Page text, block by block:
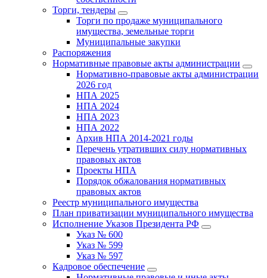
Торги, тендеры
Торги по продаже муниципального
имущества, земельные торги
Муниципальные закупки
Распоряжения
Нормативные правовые акты администрации
Нормативно-правовые акты администрации
2026 год
НПА 2025
НПА 2024
НПА 2023
НПА 2022
Архив НПА 2014-2021 годы
Перечень утративших силу нормативных
правовых актов
Проекты НПА
Порядок обжалования нормативных
правовых актов
Реестр муниципального имущества
План приватизации муниципального имущества
Исполнение Указов Президента РФ
Указ № 600
Указ № 599
Указ № 597
Кадровое обеспечение